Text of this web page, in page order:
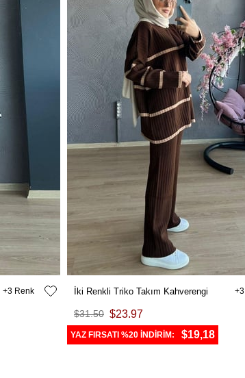
3 İki Renkli Triko Takım Kahverengi
$23.97
$31.50
3
YAZ FIRSATI %20 İNDİRİM: $19,18